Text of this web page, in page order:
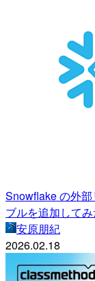
Snowflake の外
ブルを追加してみ
安原朋紀
2026.02.18